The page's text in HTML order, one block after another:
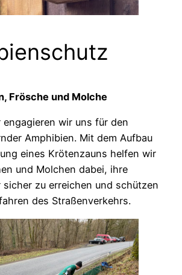
Frösche und Molche
engagieren wir uns für den
Amphibien. Mit dem Aufbau
eines Krötenzauns helfen wir
und Molchen dabei, ihre
sicher zu erreichen und schützen
des Straßenverkehrs.